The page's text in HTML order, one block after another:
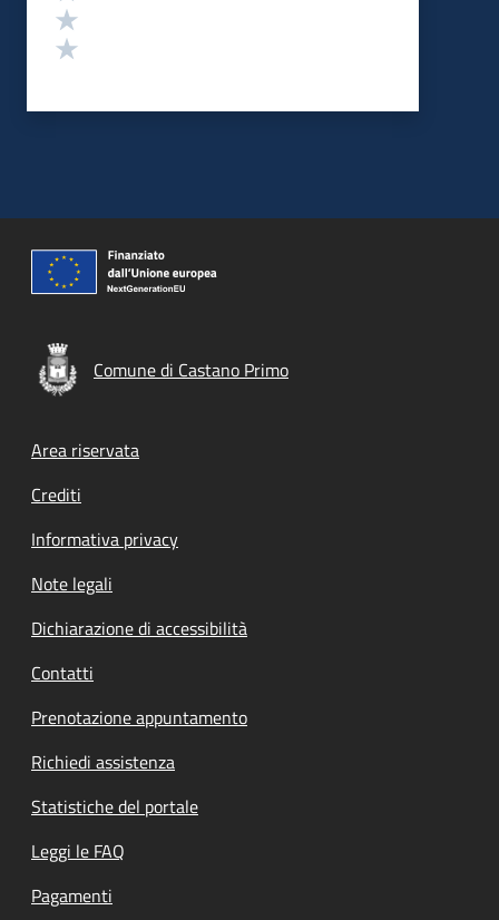
Comune di Castano Primo
Footer menu
Area riservata
Crediti
Informativa privacy
Note legali
Dichiarazione di accessibilità
Contatti
Prenotazione appuntamento
Richiedi assistenza
Statistiche del portale
Leggi le FAQ
Pagamenti